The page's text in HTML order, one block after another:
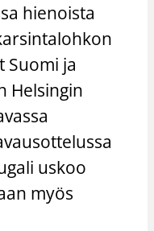
hienoista
ja
Helsingin
uskoo
myös